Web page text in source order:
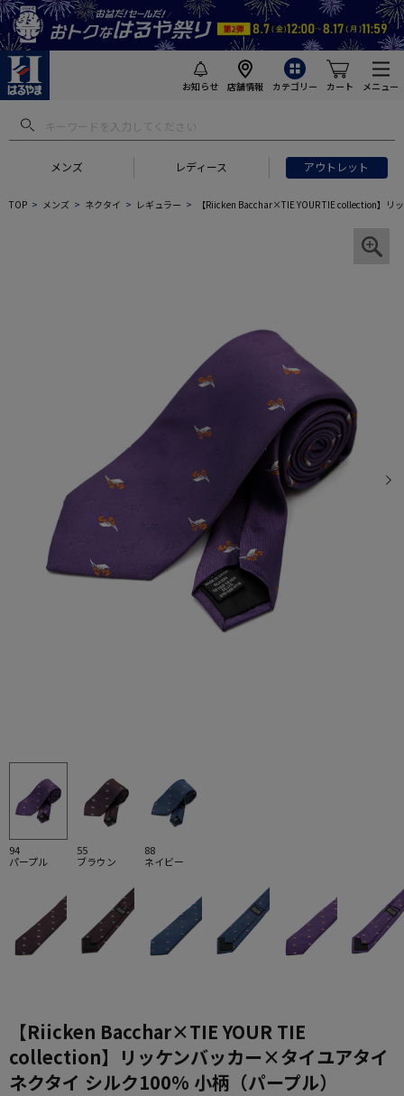
お知らせ 店舗情報 カテゴリー カート メニュー
メンズ レディース アウトレット
TOP メンズ ネクタイ レギュラー 【Riicken Bacchar×TIE YOUR TIE collection】
94
パープル
55
ブラウン
88
ネイビー
【Riicken Bacchar×TIE YOUR TIE
collection】リッケンバッカー×タイユアタイ
ネクタイ シルク100% 小柄（パープル）